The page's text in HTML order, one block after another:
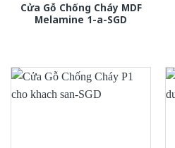
Cửa Gỗ Chống Cháy MDF
Melamine 1-a-SGD